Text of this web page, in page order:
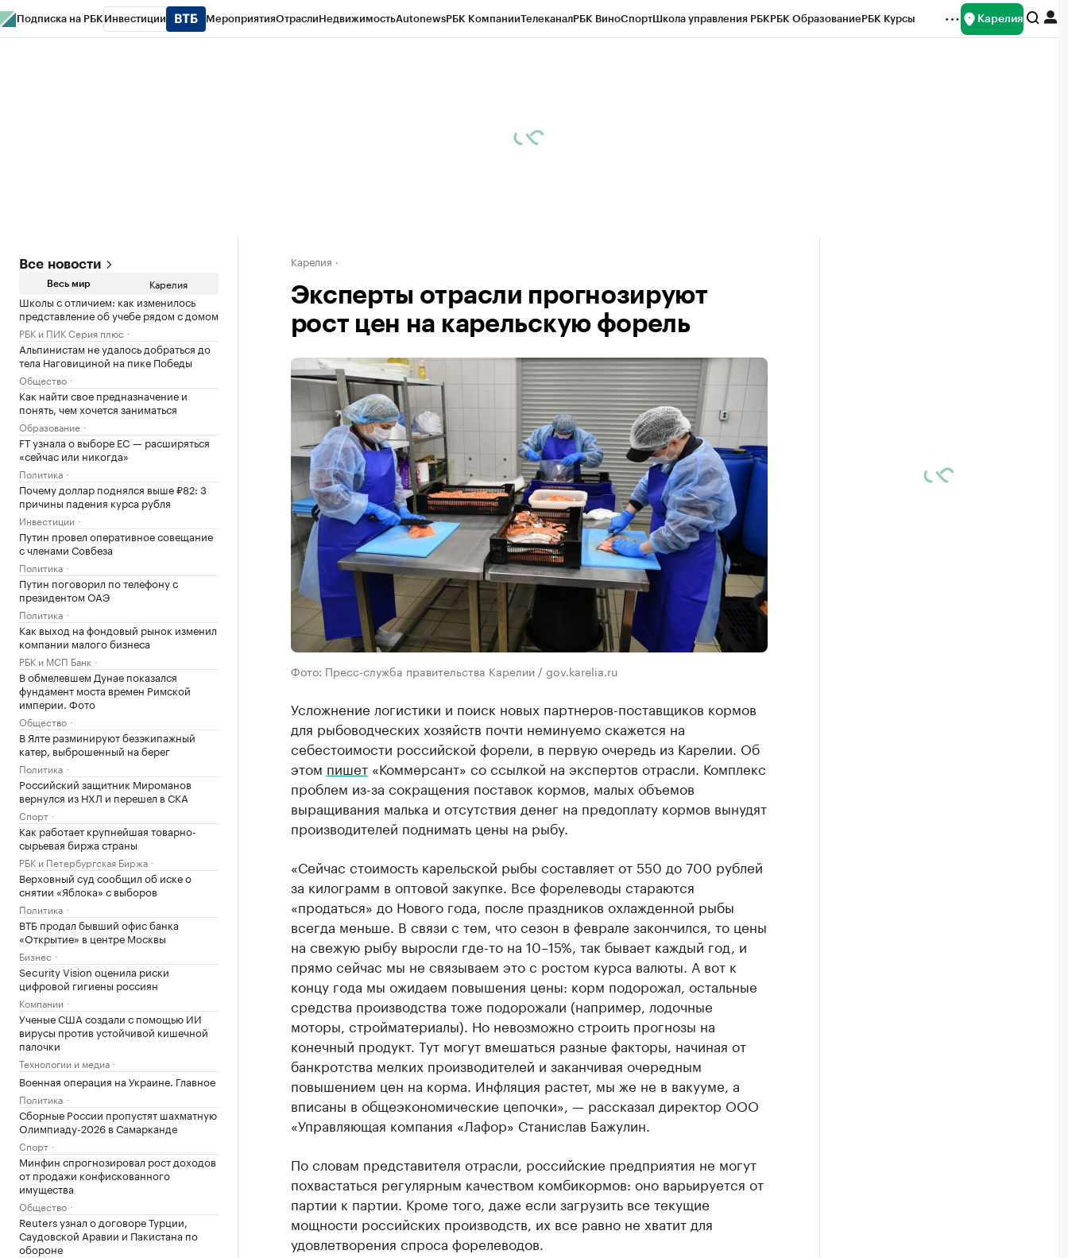
Подписка на РБК Инвестиции МероприятияОтраслиНедвижимостьAutonewsРБК КомпанииТелеканалРБК ВиноСпортШкола управления РБКРБК ОбразованиеРБК Курсы Карелия
Все новости
Весь мир Карелия
Школы с отличием: как изменилось
представление об учебе рядом с домом
РБК и ПИК Серия плюс
Альпинистам не удалось добраться до
тела Наговициной на пике Победы
Общество
Как найти свое предназначение и
понять, чем хочется заниматься
Образование
FT узнала о выборе ЕС — расширяться
«сейчас или никогда»
Политика
Почему доллар поднялся выше ₽82: 3
причины падения курса рубля
Инвестиции
Путин провел оперативное совещание
с членами Совбеза
Политика
Путин поговорил по телефону с
президентом ОАЭ
Политика
Как выход на фондовый рынок изменил
компании малого бизнеса
РБК и МСП Банк
В обмелевшем Дунае показался
фундамент моста времен Римской
империи. Фото
Общество
В Ялте разминируют безэкипажный
катер, выброшенный на берег
Политика
Российский защитник Мироманов
вернулся из НХЛ и перешел в СКА
Спорт
Как работает крупнейшая товарно-
сырьевая биржа страны
РБК и Петербургская Биржа
Верховный суд сообщил об иске о
снятии «Яблока» с выборов
Политика
ВТБ продал бывший офис банка
«Открытие» в центре Москвы
Бизнес
Security Vision оценила риски
цифровой гигиены россиян
Компании
Ученые США создали с помощью ИИ
вирусы против устойчивой кишечной
палочки
Технологии и медиа
Военная операция на Украине. Главное
Политика
Сборные России пропустят шахматную
Олимпиаду-2026 в Самарканде
Спорт
Минфин спрогнозировал рост доходов
от продажи конфискованного
имущества
Общество
Reuters узнал о договоре Турции,
Саудовской Аравии и Пакистана по
обороне
Карелия
Эксперты отрасли прогнозируют
рост цен на карельскую форель
Фото: Пресс-служба правительства Карелии / gov.karelia.ru
Усложнение логистики и поиск новых партнеров-поставщиков кормов
для рыбоводческих хозяйств почти неминуемо скажется на
себестоимости российской форели, в первую очередь из Карелии. Об
этом пишет«Коммерсант» со ссылкой на экспертов отрасли. Комплекс
проблем из-за сокращения поставок кормов, малых объемов
выращивания малька и отсутствия денег на предоплату кормов вынудят
производителей поднимать цены на рыбу.
«Сейчас стоимость карельской рыбы составляет от 550 до 700 рублей
за килограмм в оптовой закупке. Все форелеводы стараются
«продаться» до Нового года, после праздников охлажденной рыбы
всегда меньше. В связи с тем, что сезон в феврале закончился, то цены
на свежую рыбу выросли где-то на 10–15%, так бывает каждый год, и
прямо сейчас мы не связываем это с ростом курса валюты. А вот к
концу года мы ожидаем повышения цены: корм подорожал, остальные
средства производства тоже подорожали (например, лодочные
моторы, стройматериалы). Но невозможно строить прогнозы на
конечный продукт. Тут могут вмешаться разные факторы, начиная от
банкротства мелких производителей и заканчивая очередным
повышением цен на корма. Инфляция растет, мы же не в вакууме, а
вписаны в общеэкономические цепочки», — рассказал директор ООО
«Управляющая компания «Лафор» Станислав Бажулин.
По словам представителя отрасли, российские предприятия не могут
похвастаться регулярным качеством комбикормов: оно варьируется от
партии к партии. Кроме того, даже если загрузить все текущие
мощности российских производств, их все равно не хватит для
удовлетворения спроса форелеводов.